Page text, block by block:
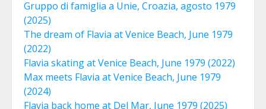
Gruppo di famiglia a Unie, Croazia, agosto 1979
(2025)
The dream of Flavia at Venice Beach, June 1979
(2022)
Flavia skating at Venice Beach, June 1979 (2022)
Max meets Flavia at Venice Beach, June 1979
(2024)
Flavia back home at Del Mar, June 1979 (2025)